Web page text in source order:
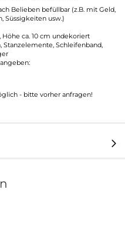
Belieben befüllbar (z.B. mit Geld,
Süssigkeiten usw.)
Höhe ca. 10 cm undekoriert
Stanzelemente, Schleifenband,
- bitte vorher anfragen!